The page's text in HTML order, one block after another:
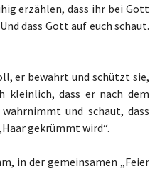
erzählen, dass ihr bei Gott
dass Gott auf euch schaut.
er bewahrt und schützt sie,
kleinlich, dass er nach dem
und schaut, dass
gekrümmt wird“.
in der gemeinsamen „Feier